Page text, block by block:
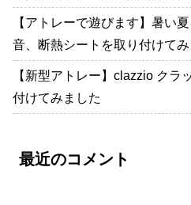
【アトレーで遊びます】暑い
音、断熱シートを取り付けてみ
【新型アトレー】clazzio クラ
付けてみました
最近のコメント